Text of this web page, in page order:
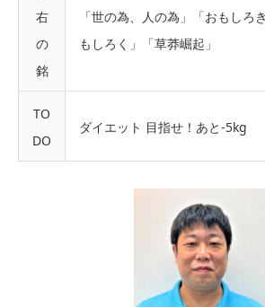
右
の
銘
「世の為、人の為」「おもしろ
もしろく」「草莽崛起」
TO
DO
ダイエット 目指せ！あと-5kg